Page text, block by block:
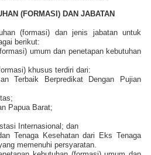
(FORMASI) DAN JABATAN
(formasi) dan jenis jabatan untuk
berikut:
umum dan penetapan kebutuhan
khusus terdiri dari:
Terbaik Berpredikat Dengan Pujian
Papua Barat;
Internasional; dan
Tenaga Kesehatan dari Eks Tenaga
memenuhi persyaratan.